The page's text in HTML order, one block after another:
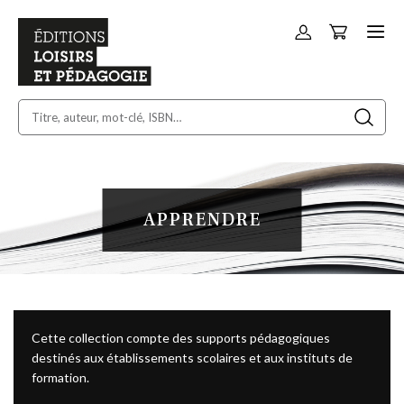
Allez
Panier
APPRENDRE
Cette collection compte des supports pédagogiques
destinés aux établissements scolaires et aux instituts de
formation.